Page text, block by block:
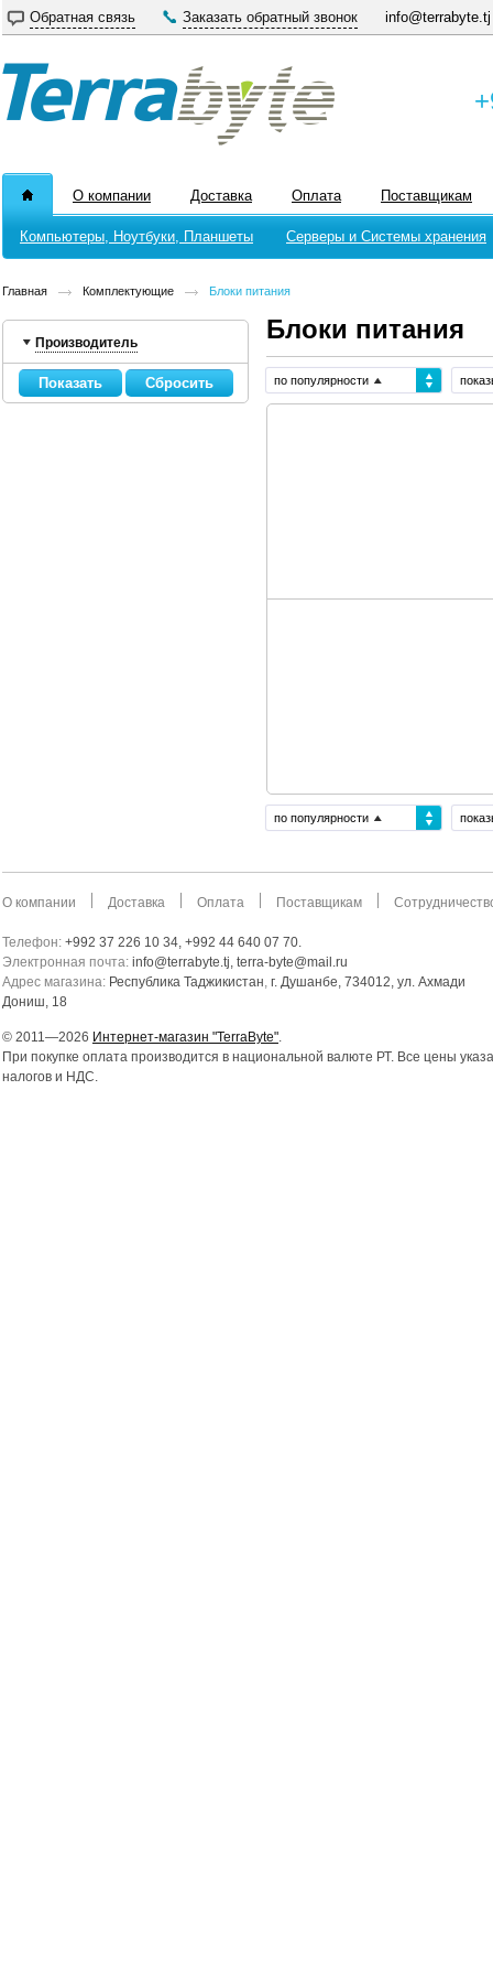
Обратная связь Заказать обратный звонок info@terrabyte.tj
О компании Доставка Оплата Поставщикам
Компьютеры, Ноутбуки, Планшеты Серверы и Системы хранения
Главная Комплектующие Блоки питания
Производитель Блоки питания
по популярности
по популярности
О компании Доставка Оплата Поставщикам
Телефон: +992 37 226 10 34, +992 44 640 07 70.
Электронная почта: info@terrabyte.tj, terra-byte@mail.ru
Адрес магазина: Республика Таджикистан, г. Душанбе, 734012, ул. Ахмади
Дониш, 18
© 2011—2026 Интернет-магазин "TerraByte".
При покупке оплата производится в национальной валюте РТ. Все цены
налогов и НДС.